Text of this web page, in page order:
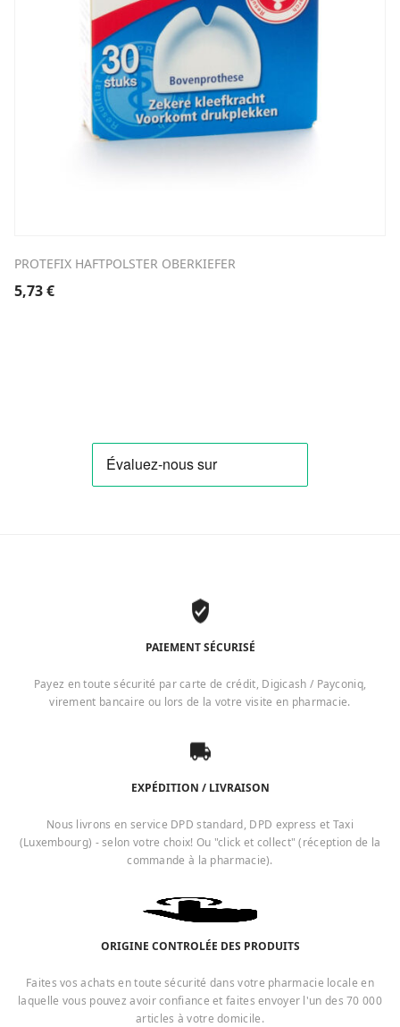
PROTEFIX HAFTPOLSTER OBERKIEFER
5,73€
PAIEMENT SÉCURISÉ
Payez en toute sécurité par carte de crédit, Digicash / Payconiq,
virement bancaire ou lors de la votre visite en pharmacie.
EXPÉDITION / LIVRAISON
Nous livrons en service DPD standard, DPD express et Taxi
(Luxembourg) - selon votre choix! Ou "click et collect" (réception de la
commande à la pharmacie).
ORIGINE CONTROLÉE DES PRODUITS
Faites vos achats en toute sécurité dans votre pharmacie locale en
laquelle vous pouvez avoir confiance et faites envoyer l'un des 70 000
articles à votre domicile.